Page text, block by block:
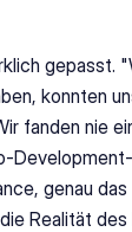
gepasst.
konnten
fanden nie
genau das
Realität